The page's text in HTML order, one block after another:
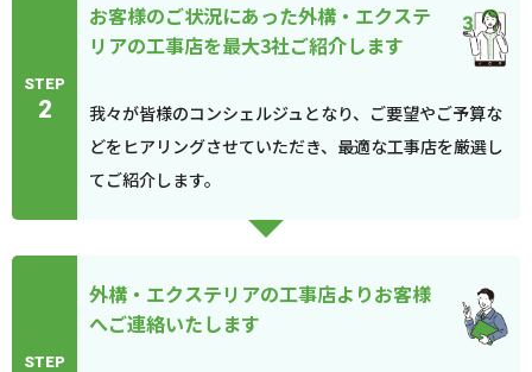
STEP
2
お客様のご状況にあった外構・エクステ
リアの工事店を最大3社ご紹介します
我々が皆様のコンシェルジュとなり、ご要望やご予算な
どをヒアリングさせていただき、最適な工事店を厳選し
てご紹介します。
STEP
外構・エクステリアの工事店よりお客様
へご連絡いたします